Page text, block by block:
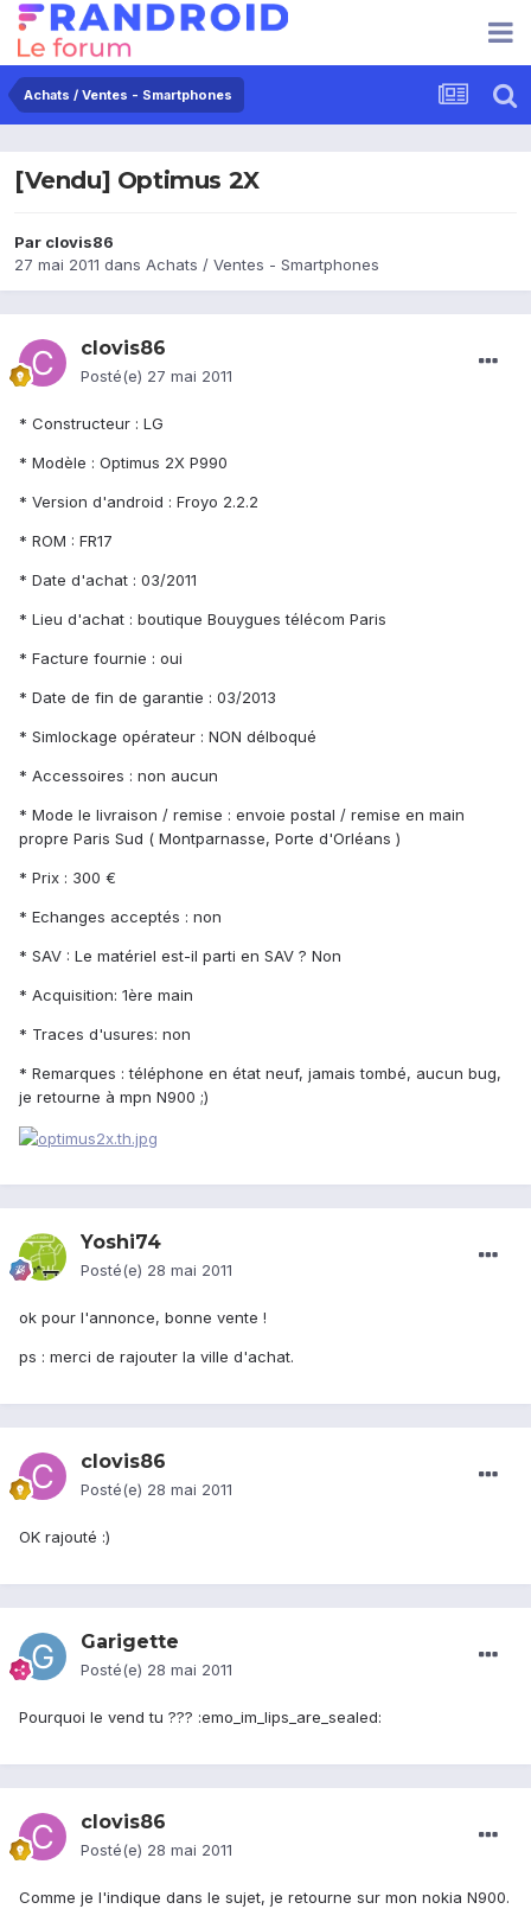
Achats / Ventes - Smartphones
[Vendu] Optimus 2X
Par clovis86
27 mai 2011 dans Achats / Ventes - Smartphones
clovis86
Posté(e) 27 mai 2011
* Constructeur : LG
* Modèle : Optimus 2X P990
* Version d'android : Froyo 2.2.2
* ROM : FR17
* Date d'achat : 03/2011
* Lieu d'achat : boutique Bouygues télécom Paris
* Facture fournie : oui
* Date de fin de garantie : 03/2013
* Simlockage opérateur : NON délboqué
* Accessoires : non aucun
* Mode le livraison / remise : envoie postal / remise en main
propre Paris Sud ( Montparnasse, Porte d'Orléans )
* Prix : 300 €
* Echanges acceptés : non
* SAV : Le matériel est-il parti en SAV ? Non
* Acquisition: 1ère main
* Traces d'usures: non
* Remarques : téléphone en état neuf, jamais tombé, aucun bug,
je retourne à mpn N900 ;)
Yoshi74
Posté(e) 28 mai 2011
ok pour l'annonce, bonne vente !
ps : merci de rajouter la ville d'achat.
clovis86
Posté(e) 28 mai 2011
OK rajouté :)
Garigette
Posté(e) 28 mai 2011
Pourquoi le vend tu ??? :emo_im_lips_are_sealed:
clovis86
Posté(e) 28 mai 2011
Comme je l'indique dans le sujet, je retourne sur mon nokia N900.